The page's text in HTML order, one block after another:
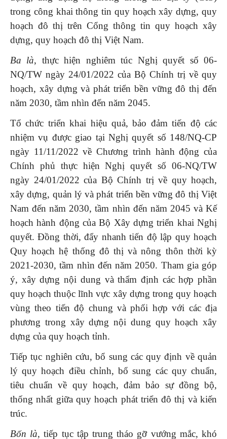
trong công khai thông tin quy hoạch xây dựng, quy
hoạch đô thị trên Cổng thông tin quy hoạch xây
dựng, quy hoạch đô thị Việt Nam.
Ba là, thực hiện nghiêm túc Nghị quyết số 06-
NQ/TW ngày 24/01/2022 của Bộ Chính trị về quy
hoạch, xây dựng và phát triển bền vững đô thị đến
năm 2030, tầm nhìn đến năm 2045.
Tổ chức triển khai hiệu quả, bảo đảm tiến độ các
nhiệm vụ được giao tại Nghị quyết số 148/NQ-CP
ngày 11/11/2022 về Chương trình hành động của
Chính phủ thực hiện Nghị quyết số 06-NQ/TW
ngày 24/01/2022 của Bộ Chính trị về quy hoạch,
xây dựng, quản lý và phát triển bền vững đô thị Việt
Nam đến năm 2030, tầm nhìn đến năm 2045 và Kế
hoạch hành động của Bộ Xây dựng triển khai Nghị
quyết. Đồng thời, đẩy nhanh tiến độ lập quy hoạch
Quy hoạch hệ thống đô thị và nông thôn thời kỳ
2021-2030, tầm nhìn đến năm 2050. Tham gia góp
ý, xây dựng nội dung và thẩm định các hợp phần
quy hoạch thuộc lĩnh vực xây dựng trong quy hoạch
vùng theo tiến độ chung và phối hợp với các địa
phương trong xây dựng nội dung quy hoạch xây
dựng của quy hoạch tỉnh.
Tiếp tục nghiên cứu, bổ sung các quy định về quản
lý quy hoạch điều chỉnh, bổ sung các quy chuẩn,
tiêu chuẩn về quy hoạch, đảm bảo sự đồng bộ,
thống nhất giữa quy hoạch phát triển đô thị và kiến
trúc.
Bốn là, tiếp tục tập trung tháo gỡ vướng mắc, khó